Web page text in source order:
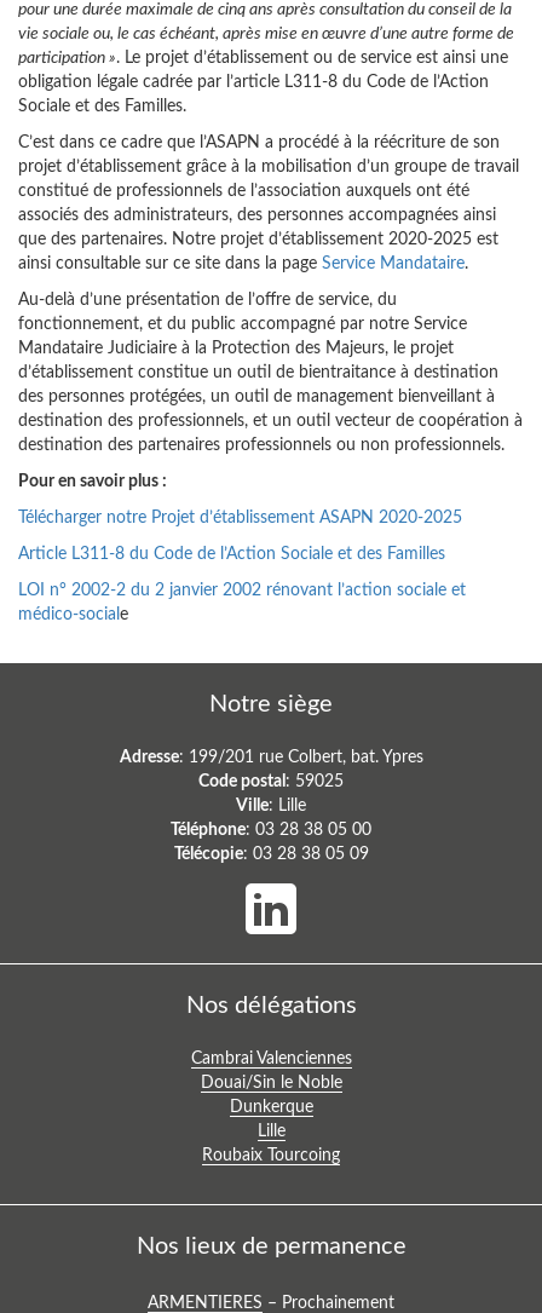
pour une durée maximale de cinq ans après consultation du conseil de la
vie sociale ou, le cas échéant, après mise en œuvre d’une autre forme de
participation ». Le projet d’établissement ou de service est ainsi une
obligation légale cadrée par l’article L311-8 du Code de l’Action
Sociale et des Familles.
C’est dans ce cadre que l’ASAPN a procédé à la réécriture de son
projet d’établissement grâce à la mobilisation d’un groupe de travail
constitué de professionnels de l’association auxquels ont été
associés des administrateurs, des personnes accompagnées ainsi
que des partenaires. Notre projet d’établissement 2020-2025 est
ainsi consultable sur ce site dans la page Service Mandataire.
Au-delà d’une présentation de l’offre de service, du
fonctionnement, et du public accompagné par notre Service
Mandataire Judiciaire à la Protection des Majeurs, le projet
d’établissement constitue un outil de bientraitance à destination
des personnes protégées, un outil de management bienveillant à
destination des professionnels, et un outil vecteur de coopération à
destination des partenaires professionnels ou non professionnels.
Pour en savoir plus :
Télécharger notre Projet d’établissement ASAPN 2020-2025
Article L311-8 du Code de l’Action Sociale et des Familles
LOI n° 2002-2 du 2 janvier 2002 rénovant l’action sociale et
médico-social e
Notre siège
Adresse: 199/201 rue Colbert, bat. Ypres
Code postal : 59025
Ville: Lille
Téléphone: 03 28 38 05 00
Télécopie: 03 28 38 05 09
Nos délégations
Voir
délégation
Cambrai Valenciennes
Voir
délégation
Douai/Sin le Noble
Voir
délégation
Dunkerque
Voir
la
:
Lille
Voir
délégation
Roubaix Tourcoing
Nos lieux de permanence
Voir
ARMENTIERES – Prochainement